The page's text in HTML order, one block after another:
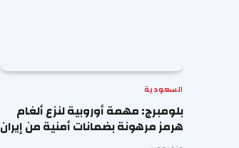
السعودية
بلومبرج: مهمة أوروبية لنزع ألغام
هرمز مرهونة بضمانات أمنية من إيران